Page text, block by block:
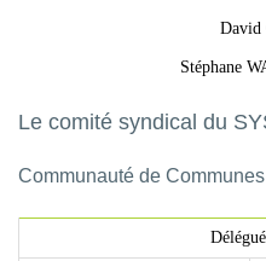
David
Stéphane
Le comité syndical du
Communauté de